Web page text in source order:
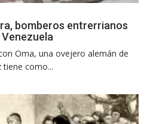
bomberos entrerrianos
Oma, una ovejero alemán de
tiene como...